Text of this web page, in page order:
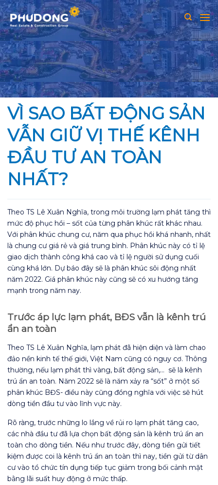
Skip
to
content
VÌ SAO BẤT ĐỘNG SẢN
VẪN GIỮ VỊ THẾ KÊNH
ĐẦU TƯ AN TOÀN
NHẤT?
Theo TS Lê Xuân Nghĩa, trong môi trường lạm phát tăng thì
mức độ phục hồi – sốt của từng phân khúc rất khác nhau.
Với phân khúc chung cư, năm qua phục hồi khá nhanh, nhất
là chung cư giá rẻ và giá trung bình. Phân khúc này có tỉ lệ
giao dịch thành công khá cao và tỉ lệ người sử dụng cuối
cùng khá lớn. Dự báo đây sẽ là phân khúc sôi động nhất
năm 2022. Giá phân khúc này cũng sẽ có xu hướng tăng
mạnh trong năm nay.
Trước áp lực lạm phát, BĐS vẫn là kênh trú
ẩn an toàn
Theo TS Lê Xuân Nghĩa, lạm phát đã hiện diện và làm chao
đảo nền kinh tế thế giới, Việt Nam cũng có nguy cơ. Thông
thường, nếu lạm phát thì vàng, bất động sản,… sẽ là kênh
trú ẩn an toàn. Năm 2022 sẽ là năm xảy ra “sốt” ở một số
phân khúc BĐS- điều này cũng đồng nghĩa với việc sẽ hút
dòng tiền đầu tư vào lĩnh vực này.
Rõ ràng, trước những lo lắng về rủi ro lạm phát tăng cao,
các nhà đầu tư đã lựa chọn bất động sản là kênh trú ẩn an
toàn cho dòng tiền. Nếu như trước đây, dòng tiền gửi tiết
kiệm được coi là kênh trú ẩn an toàn thì nay, tiền gửi từ dân
cư vào tổ chức tín dụng tiếp tục giảm trong bối cảnh mặt
bằng lãi suất huy động ở mức thấp.